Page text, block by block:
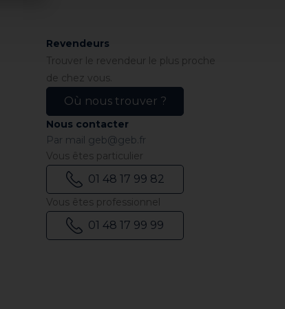
Revendeurs
Trouver le revendeur le plus proche
de chez vous.
Où nous trouver ?
Nous contacter
Par mail geb@geb.fr
Vous êtes particulier
01 48 17 99 82
Vous êtes professionnel
01 48 17 99 99